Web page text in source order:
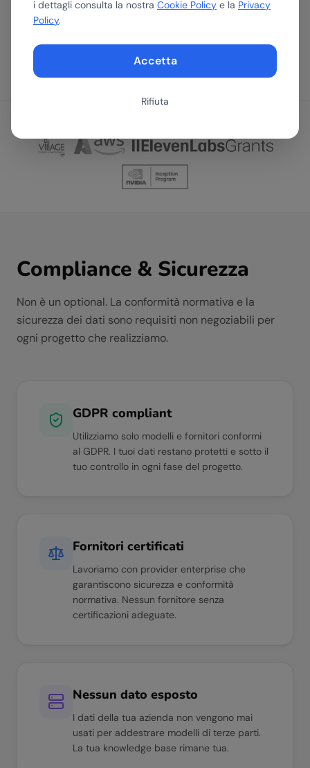
i dettagli consulta la nostra Cookie Policy e la Privacy
Policy.
Accetta
Rifiuta
strumenti man mano che il mercato evolve.
Compliance & Sicurezza
Non è un optional. La conformità normativa e la
sicurezza dei dati sono requisiti non negoziabili per
ogni progetto che realizziamo.
GDPR compliant
Utilizziamo solo modelli e fornitori conformi
al GDPR. I tuoi dati restano protetti e sotto il
tuo controllo in ogni fase del progetto.
Fornitori certificati
Lavoriamo con provider enterprise che
garantiscono sicurezza e conformità
normativa. Nessun fornitore senza
certificazioni adeguate.
Nessun dato esposto
I dati della tua azienda non vengono mai
usati per addestrare modelli di terze parti.
La tua knowledge base rimane tua.